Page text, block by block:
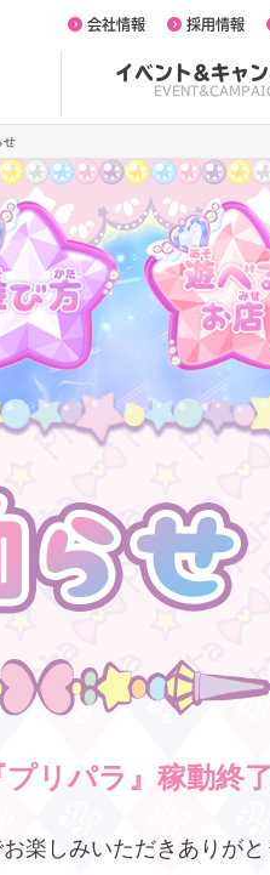
イベント&キャ
会社情報 採用情報
せ
リパラ』稼動終
楽しみいただきありがと